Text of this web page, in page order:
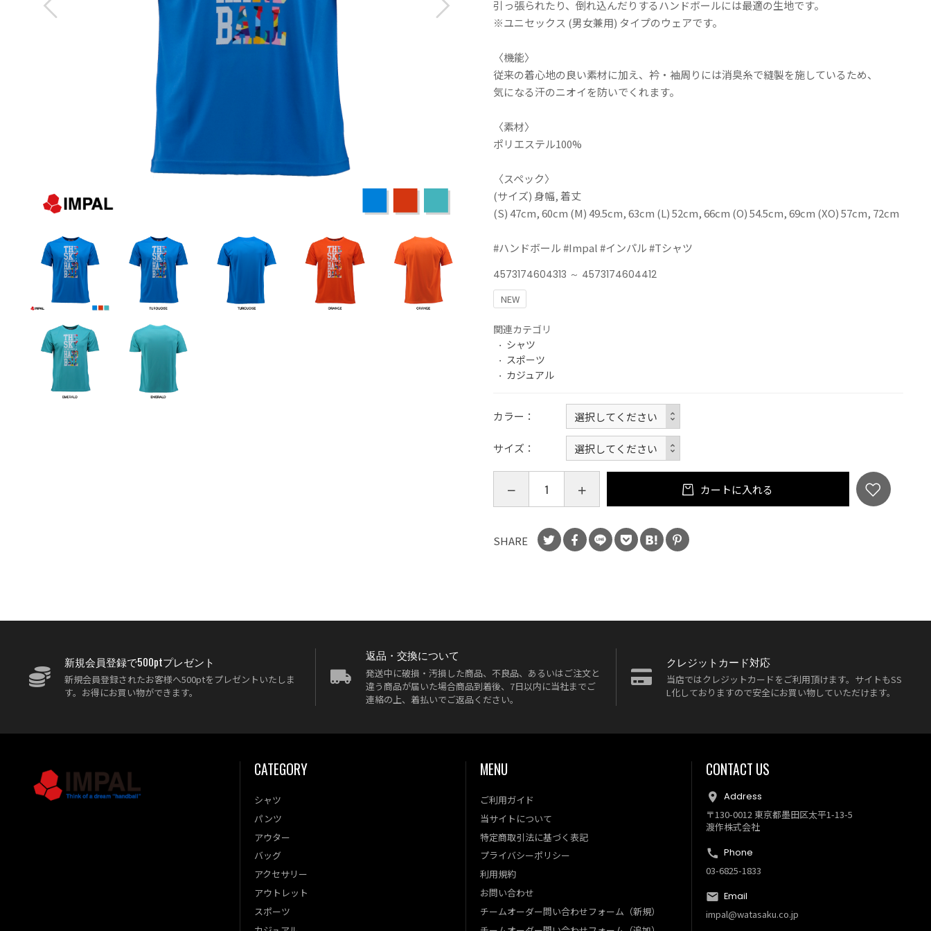
引っ張られたり、倒れ込んだりするハンドボールには最適の生地です。
※ユニセックス (男女兼用) タイプのウェアです。
〈機能〉
従来の着心地の良い素材に加え、衿・袖周りには消臭糸で縫製を施しているため、
気になる汗のニオイを防いでくれます。
〈素材〉
ポリエステル100%
〈スペック〉
(サイズ) 身幅, 着丈
(S) 47cm, 60cm (M) 49.5cm, 63cm (L) 52cm, 66cm (O) 54.5cm, 69cm (XO) 57cm, 72cm
#ハンドボール #Impal #インパル #Tシャツ
4573174604313 ～ 4573174604412
NEW
関連カテゴリ
シャツ
スポーツ
カジュアル
カラー
サイズ
カートに入れる
SHARE
新規会員登録で500ptプレゼント
新規会員登録されたお客様へ500ptをプレゼントいたしま
す。お得にお買い物ができます。
返品・交換について
発送中に破損・汚損した商品、不良品、あるいはご注文と
違う商品が届いた場合商品到着後、7日以内に当社までご
連絡の上、着払いでご返品ください。
クレジットカード対応
当店ではクレジットカードをご利用頂けます。サイトもSS
L化しておりますので安全にお買い物していただけます。
CATEGORY
シャツ
パンツ
アウター
バッグ
アクセサリー
アウトレット
スポーツ
MENU
ご利用ガイド
当サイトについて
特定商取引法に基づく表記
プライバシーポリシー
利用規約
お問い合わせ
チームオーダー問い合わせフォーム（新規）
CONTACT US
Address
〒130-0012 東京都墨田区太平1-13-5
渡作株式会社
Phone
03-6825-1833
Email
impal@watasaku.co.jp